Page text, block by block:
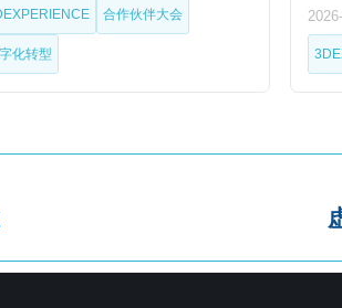
合作伙伴大会
化转型